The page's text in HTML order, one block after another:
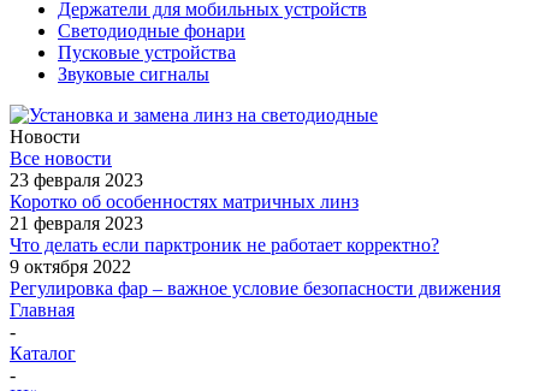
Держатели для мобильных устройств
Светодиодные фонари
Пусковые устройства
Звуковые сигналы
Новости
Все новости
23 февраля 2023
Коротко об особенностях матричных линз
21 февраля 2023
Что делать если парктроник не работает корректно?
9 октября 2022
Регулировка фар – важное условие безопасности движения
Главная
-
Каталог
-